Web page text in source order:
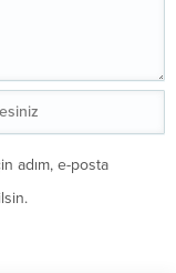
adım, e-posta